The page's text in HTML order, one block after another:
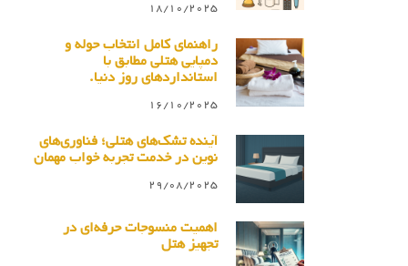
18/10/2025
راهنمای کامل انتخاب حوله و
دمپایی هتلی مطابق با
استانداردهای روز دنیا.
16/10/2025
آینده تشک‌های هتلی؛ فناوری‌های
نوین در خدمت تجربه خواب مهمان
29/08/2025
اهمیت منسوجات حرفه‌ای در
تجهیز هتل